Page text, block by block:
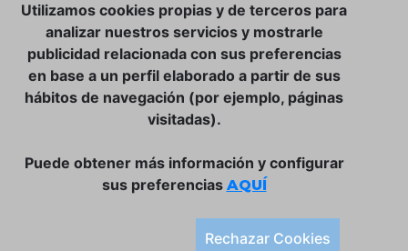
CLUB VINATER
CONTACTO
TIENDA ONLINE:
Plaça de la Llibertat, 22, 07760 Ciutadella
Tlf. 971 93 78 75
Utilizamos cookies propias y de terceros para
analizar nuestros servicios y mostrarle
publicidad relacionada con sus preferencias
en base a un perfil elaborado a partir de sus
hábitos de navegación (por ejemplo, páginas
visitadas).
Puede obtener más información y configurar
sus preferencias AQUÍ
Rechazar Cookies